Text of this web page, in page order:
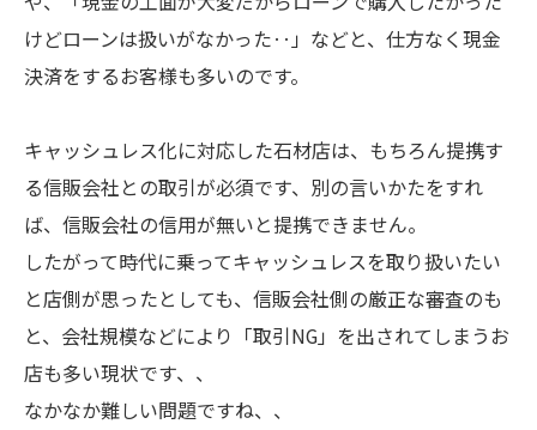
けどローンは扱いがなかった‥」などと、仕方なく現金
決済をするお客様も多いのです。
キャッシュレス化に対応した石材店は、もちろん提携す
る信販会社との取引が必須です、別の言いかたをすれ
ば、信販会社の信用が無いと提携できません。
したがって時代に乗ってキャッシュレスを取り扱いたい
と店側が思ったとしても、信販会社側の厳正な審査のも
と、会社規模などにより「取引NG」を出されてしまうお
店も多い現状です、、
なかなか難しい問題ですね、、